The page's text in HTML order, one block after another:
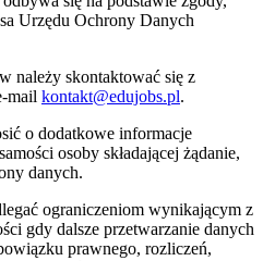
Urzędu Ochrony Danych
należy skontaktować się z
mail kontakt@edujobs.pl.
o dodatkowe informacje
osoby składającej żądanie,
danych.
ograniczeniom wynikającym z
gdy dalsze przetwarzanie danych
prawnego, rozliczeń,